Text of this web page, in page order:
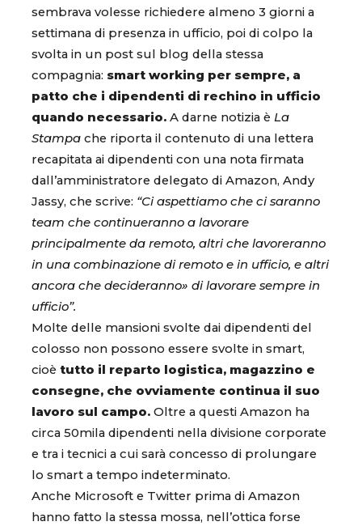
sembrava volesse richiedere almeno 3 giorni a
settimana di presenza in ufficio, poi di colpo la
svolta in un post sul blog della stessa
compagnia: smart working per sempre, a
patto che i dipendenti di rechino in ufficio
quando necessario. A darne notizia è La
Stampa che riporta il contenuto di una lettera
recapitata ai dipendenti con una nota firmata
dall’amministratore delegato di Amazon, Andy
Jassy, che scrive: “Ci aspettiamo che ci saranno
team che continueranno a lavorare
principalmente da remoto, altri che lavoreranno
in una combinazione di remoto e in ufficio, e altri
ancora che decideranno» di lavorare sempre in
ufficio”.
Molte delle mansioni svolte dai dipendenti del
colosso non possono essere svolte in smart,
cioè tutto il reparto logistica, magazzino e
consegne, che ovviamente continua il suo
lavoro sul campo. Oltre a questi Amazon ha
circa 50mila dipendenti nella divisione corporate
e tra i tecnici a cui sarà concesso di prolungare
lo smart a tempo indeterminato.
Anche Microsoft e Twitter prima di Amazon
hanno fatto la stessa mossa, nell’ottica forse